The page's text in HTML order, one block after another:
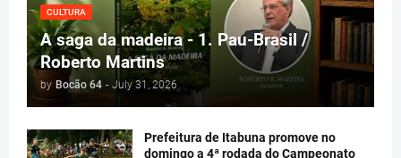
CULTURA
A saga da madeira - 1. Pau-Brasil /
Roberto Martins
by Bocão 64 - July 31, 2026
Prefeitura de Itabuna promove no
domingo a 4ª rodada do Campeonato